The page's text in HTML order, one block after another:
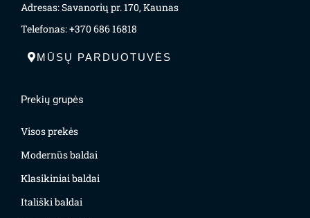
Adresas: Savanorių pr. 170, Kaunas
Telefonas: +370 686 16818
MŪSŲ PARDUOTUVĖS
Prekių grupės
Visos prekės
Modernūs baldai
Klasikiniai baldai
Itališki baldai